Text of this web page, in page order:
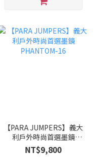
【PARA JUMPERS】義大
利戶外時尚首選墨鏡
PHANTOM-16
NT$9,800